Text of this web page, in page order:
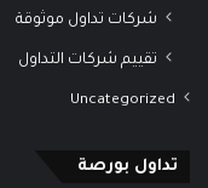
شركات تداول موثوقة
تقييم شركات التداول
Uncategorized
تداول بورصة